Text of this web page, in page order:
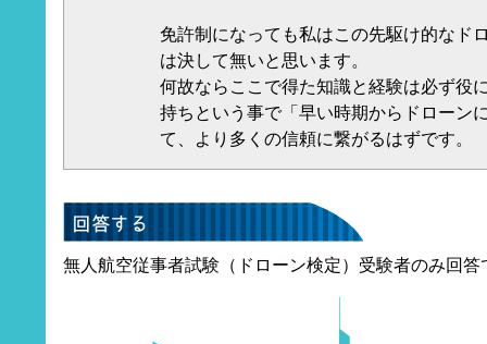
免許制になっても私はこの先駆け的なド
は決して無いと思います。
何故ならここで得た知識と経験は必ず役
持ちという事で「早い時期からドローン
て、より多くの信頼に繋がるはずです。
無人航空従事者試験（ドローン検定）受験者のみ回答